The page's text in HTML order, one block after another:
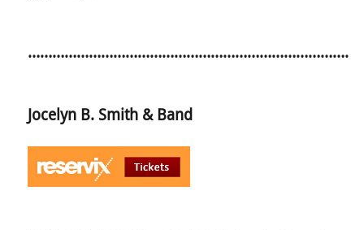
…………………………………………………………………….
Jocelyn B. Smith & Band